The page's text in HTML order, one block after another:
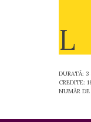
L
DURATĂ: 3
CREDITE:
NUMĂR